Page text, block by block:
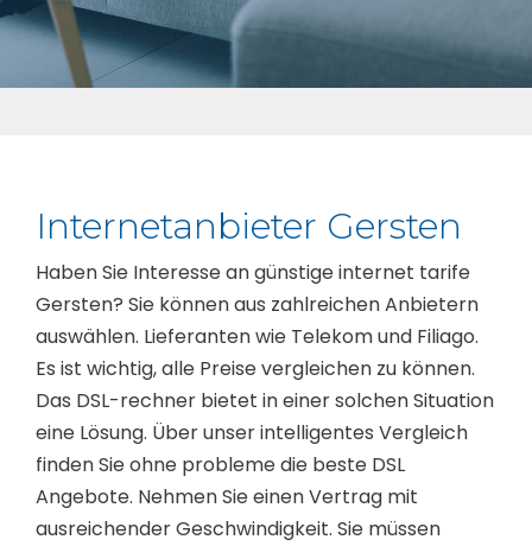
Internetanbieter Gersten
Haben Sie Interesse an günstige internet tarife
Gersten? Sie können aus zahlreichen Anbietern
auswählen. Lieferanten wie Telekom und Filiago.
Es ist wichtig, alle Preise vergleichen zu können.
Das DSL-rechner bietet in einer solchen Situation
eine Lösung. Über unser intelligentes Vergleich
finden Sie ohne probleme die beste DSL
Angebote. Nehmen Sie einen Vertrag mit
ausreichender Geschwindigkeit. Sie müssen